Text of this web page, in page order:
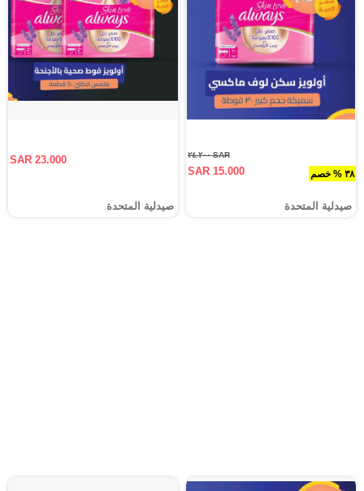
٣٨ % خصم
SAR ٢٤.٢٠٠
SAR 15.000
صيدلية المتحدة
SAR 23.000
صيدلية المتحدة